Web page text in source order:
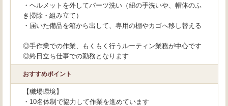
・ヘルメットを外してパーツ洗い（紐の手洗いや、帽体のふ
き掃除・組み立て）
・届いた備品を箱から出して、専用の棚やカゴへ移し替える
◎手作業での作業、もくもく行うルーティン業務が中心です
◎終日立ち仕事での勤務となります
おすすめポイント
【職場環境】
・10名体制で協力して作業を進めています